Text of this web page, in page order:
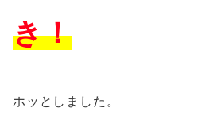
き！
ホッとしました。